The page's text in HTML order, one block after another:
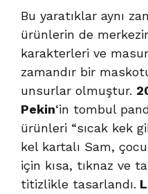
Bu yaratıklar aynı
ürünlerin de
karakterleri ve
zamandır bir
unsurlar olmuştur.
Pekin‘in tombul
ürünleri “sıcak kek
kel kartalı Sam,
için kısa, tıknaz ve
titizlikle tasarlandı.